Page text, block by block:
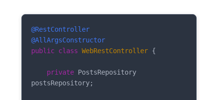
@RestController
@AllArgsConstructor
public class WebRestController {
private PostsRepository
postsRepository;